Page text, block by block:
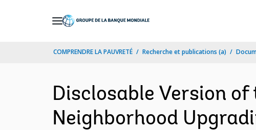
COMPRENDRE LA PAUVRETÉ Recherche et publications (a)
Disclosable Version
Neighborhood